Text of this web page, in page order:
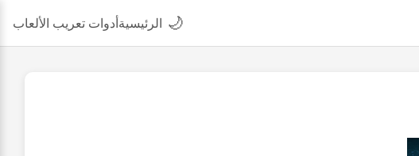
🌙 الرئيسيةأدوات تعريب الألعاب